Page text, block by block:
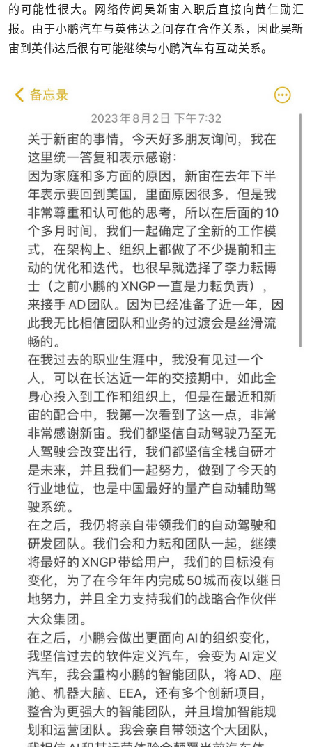
的可能性很大。网络传闻吴新宙入职后直接向黄仁勋汇
报。由于小鹏汽车与英伟达之间存在合作关系，因此吴新
宙到英伟达后很有可能继续与小鹏汽车有互动关系。